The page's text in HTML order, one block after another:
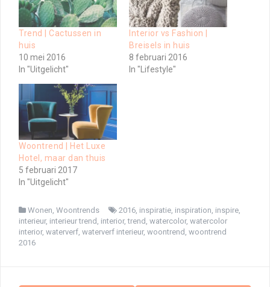
Trend | Cactussen in
huis
10 mei 2016
In "Uitgelicht"
Interior vs Fashion |
Breisels in huis
8 februari 2016
In "Lifestyle"
Woontrend | Het Luxe
Hotel, maar dan thuis
5 februari 2017
In "Uitgelicht"
Wonen Woontrends 2016 inspiratie inspiration inspire
interieur, interieur trend interior,trend watercolor, watercolor
interior, waterverf waterverf interieur, woontrend woontrend
2016